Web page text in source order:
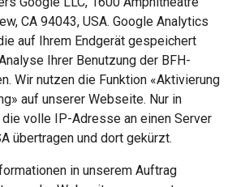
CA 94043, USA. Google Analytics
auf Ihrem Endgerät gespeichert
Ihrer Benutzung der BFH-
Wir nutzen die Funktion «Aktivierung
auf unserer Webseite. Nur in
volle IP-Adresse an einen Server
übertragen und dort gekürzt.
in unserem Auftrag